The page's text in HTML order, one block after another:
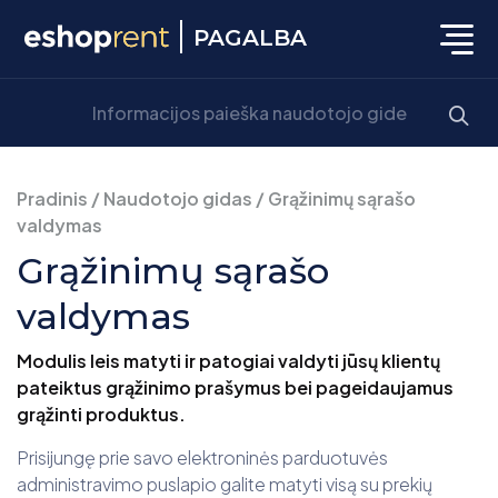
PAGALBA
Pradinis /Naudotojo gidas /Grąžinimų sąrašo
valdymas
Grąžinimų sąrašo
valdymas
Modulis leis matyti ir patogiai valdyti jūsų klientų
pateiktus grąžinimo prašymus bei pageidaujamus
grąžinti produktus.
Prisijungę prie savo elektroninės parduotuvės
administravimo puslapio galite matyti visą su prekių